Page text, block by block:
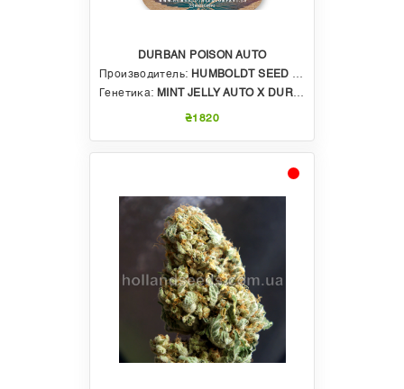
DURBAN POISON AUTO
Производитель: HUMBOLDT SEED COMPANY
Генетика: MINT JELLY AUTO X DURBAN POISON HET X DURBAN POISON AUTO
₴1820